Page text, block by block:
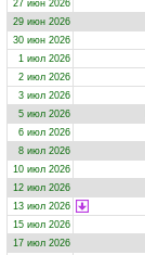
27 июн 2026
29 июн 2026
30 июн 2026
1 июл 2026
2 июл 2026
3 июл 2026
5 июл 2026
6 июл 2026
8 июл 2026
10 июл 2026
12 июл 2026
13 июл 2026
15 июл 2026
17 июл 2026